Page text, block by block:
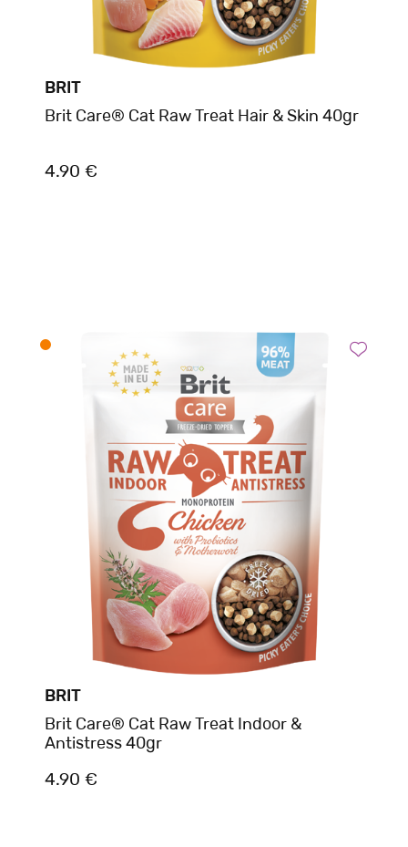
BRIT
Brit Care® Cat Raw Treat Hair & Skin 40gr
4.90 €
BRIT
Brit Care® Cat Raw Treat Indoor &
Antistress 40gr
4.90 €